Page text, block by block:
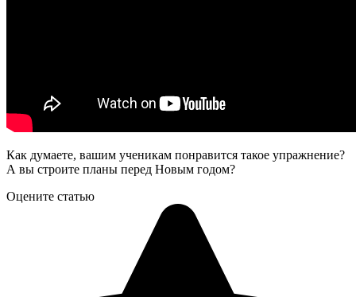
Как думаете, вашим ученикам понравится такое упражнение?
А вы строите планы перед Новым годом?
Оцените статью